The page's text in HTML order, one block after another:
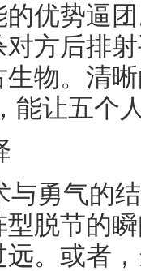
优势逼
方后排
物。清
能让五个
与勇气的
脱节的
。或者